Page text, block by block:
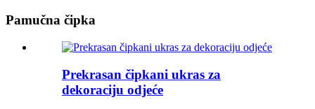
Pamučna čipka
Prekrasan čipkani ukras za
dekoraciju odjeće